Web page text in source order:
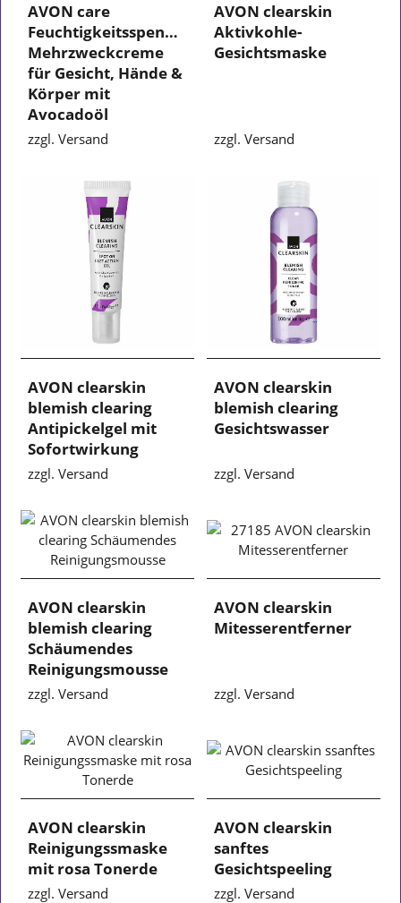
AVON care
Feuchtigkeitsspendende
Mehrzweckcreme
für Gesicht, Hände &
Körper mit
Avocadoöl
zzgl. Versand
AVON clearskin
Aktivkohle-
Gesichtsmaske
zzgl. Versand
AVON clearskin
blemish clearing
Antipickelgel mit
Sofortwirkung
zzgl. Versand
AVON clearskin
blemish clearing
Gesichtswasser
zzgl. Versand
AVON clearskin
blemish clearing
Schäumendes
Reinigungsmousse
zzgl. Versand
AVON clearskin
Mitesserentferner
zzgl. Versand
AVON clearskin
Reinigungssmaske
mit rosa Tonerde
zzgl. Versand
AVON clearskin
sanftes
Gesichtspeeling
zzgl. Versand